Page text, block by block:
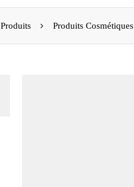
Produits Produits Cosmétiques